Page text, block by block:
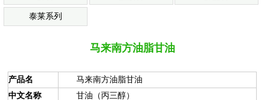
泰莱系列
马来南方油脂甘油
产品名
马来南方油脂甘油
中文名称
甘油（丙三醇）